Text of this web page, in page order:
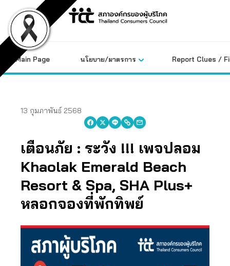
content
Main Page นโยบาย/มาตรการ Report Clues /
13 กุมภาพันธ์ 2568
เตือนภัย : ระวัง !!! เพจปลอม
Khaolak Emerald Beach
Resort & Spa, SHA Plus+
หลอกจองที่พักทิพย์